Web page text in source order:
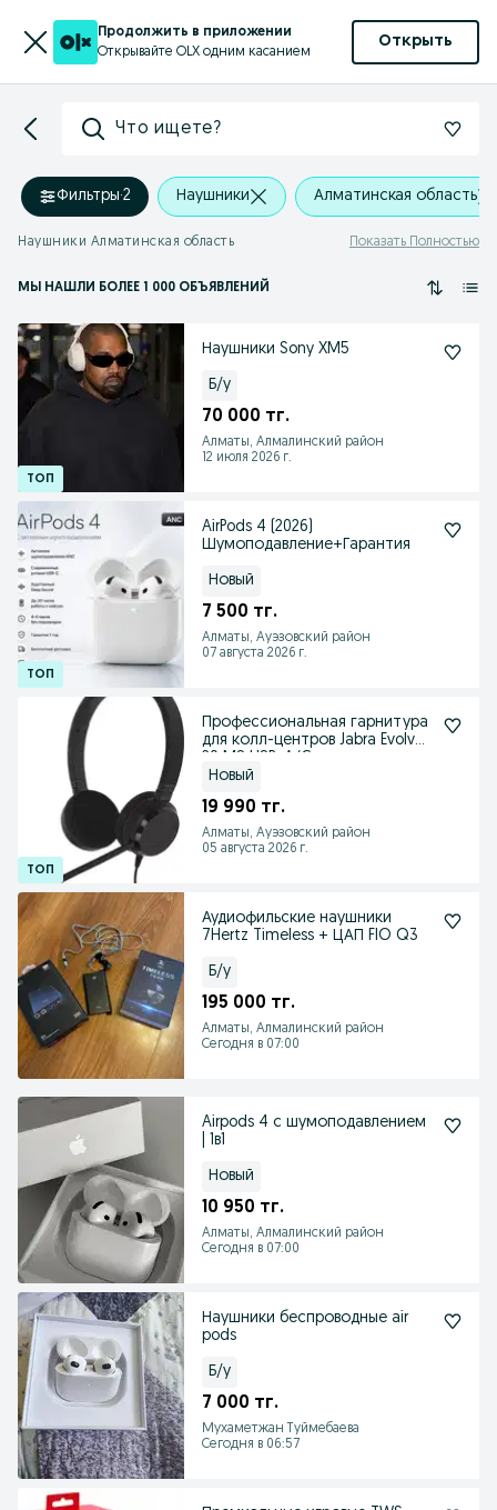
Продолжить в приложении
Открывайте OLX одним касанием
Открыть
Что ищете?
Фильтры·2 Наушники Алматинская область
Наушники Алматинская область Показать Полностью
МЫ НАШЛИ БОЛЕЕ 1 000 ОБЪЯВЛЕНИЙ
Наушники Sony XM5
Б/у
70 000 тг.
Алматы, Алмалинский район
12 июля 2026 г.
AirPods 4 (2026)
Шумоподавление+Гарантия
Новый
7 500 тг.
Алматы, Ауэзовский район
07 августа 2026 г.
Профессиональная гарнитура
для колл-центров Jabra Evolve
Новый
19 990 тг.
Алматы, Ауэзовский район
05 августа 2026 г.
Аудиофильские наушники
7Hertz Timeless + ЦАП FIO Q3
Б/у
195 000 тг.
Алматы, Алмалинский район
Сегодня в 07:00
Airpods 4 с шумоподавлением
| 1в1
Новый
10 950 тг.
Алматы, Алмалинский район
Сегодня в 07:00
Наушники беспроводные air
pods
Б/у
7 000 тг.
Мухаметжан Туймебаева
Сегодня в 06:57